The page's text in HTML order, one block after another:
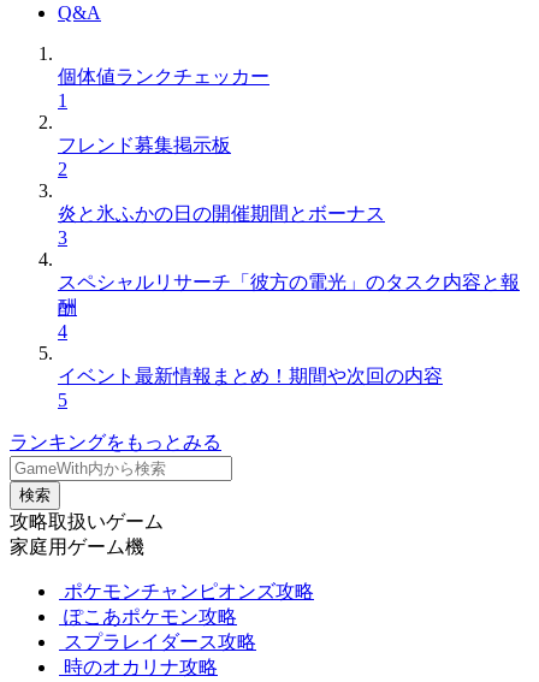
Q&A
個体値ランクチェッカー
1
フレンド募集掲示板
2
炎と氷ふかの日の開催期間とボーナス
3
スペシャルリサーチ「彼方の電光」のタスク内容と報
酬
4
イベント最新情報まとめ！期間や次回の内容
5
ランキングをもっとみる
検索
攻略取扱いゲーム
家庭用ゲーム機
ポケモンチャンピオンズ攻略
ぽこあポケモン攻略
スプラレイダース攻略
時のオカリナ攻略